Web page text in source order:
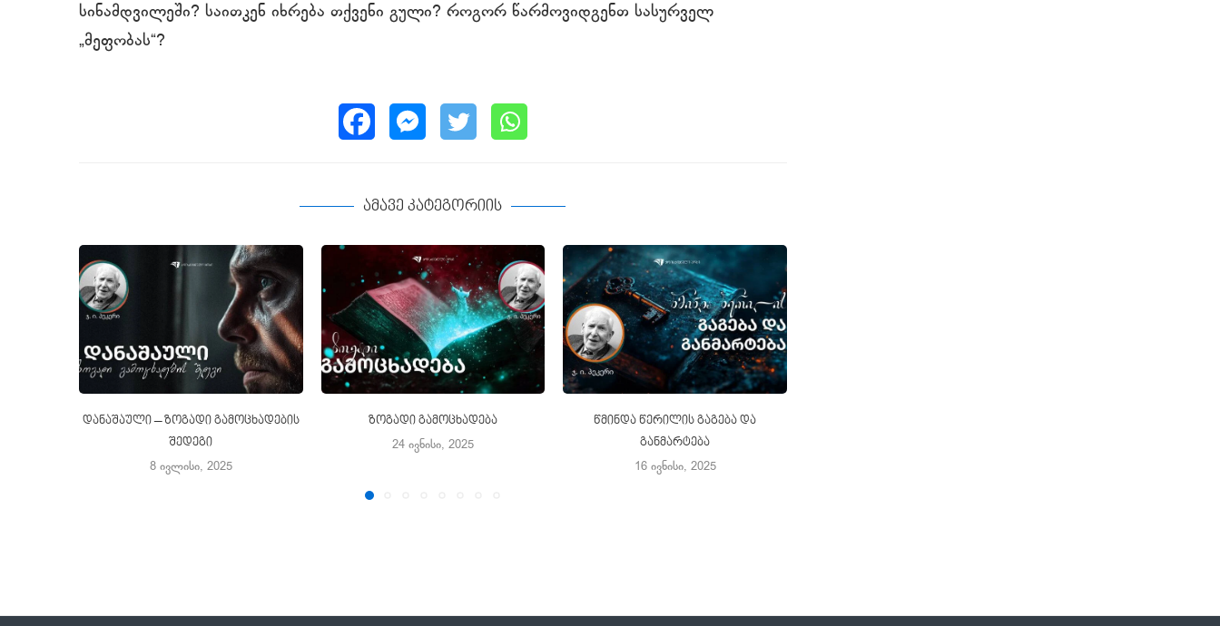
სინამდვილეში? საითკენ იხრება თქვენი გული? როგორ წარმოვიდგენთ სასურველ
„მეფობას“?
ამავე კატეგორიის
დანაშაული – ზოგადი გამოცხადების
შედეგი
8 ივლისი, 2025
ზოგადი გამოცხადება
24 ივნისი, 2025
წმინდა წერილის გაგება და
განმარტება
16 ივნისი, 2025